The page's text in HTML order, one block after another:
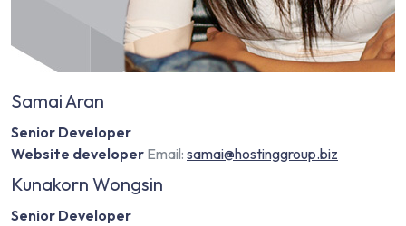
Samai Aran
Senior Developer
Website developer Email: samai@hostinggroup.biz
Kunakorn Wongsin
Senior Developer